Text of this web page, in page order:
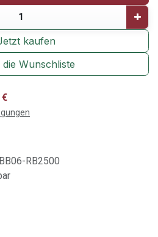
kaufen
Wunschliste
RB2500